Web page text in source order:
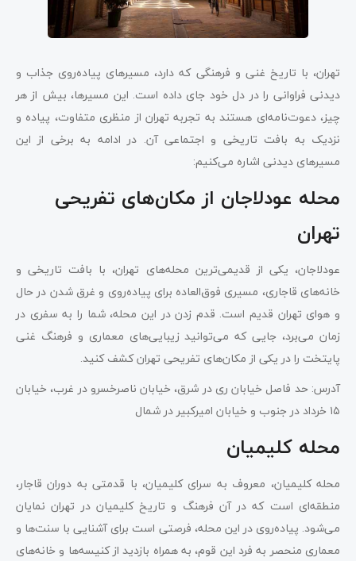
تهران، با تاریخ غنی و فرهنگی که دارد، مسیرهای پیاده‌روی جذاب و
دیدنی فراوانی را در دل خود جای داده است. این مسیرها، بیش از هر
چیز، دعوت‌نامه‌ای هستند به تجربه تهران از منظری متفاوت، پیاده و
نزدیک به بافت تاریخی و اجتماعی آن. در ادامه به برخی از این
مسیرهای دیدنی اشاره می‌کنیم:
محله عودلاجان از مکان‌های تفریحی
تهران
عودلاجان، یکی از قدیمی‌ترین محله‌های تهران، با بافت تاریخی و
خانه‌های قاجاری، مسیری فوق‌العاده برای پیاده‌روی و غرق شدن در حال
و هوای تهران قدیم است. قدم زدن در این محله، شما را به سفری در
زمان می‌برد، جایی که می‌توانید زیبایی‌های معماری و فرهنگ غنی
پایتخت را در یکی از مکان‌های تفریحی تهران کشف کنید.
آدرس: حد فاصل خیابان ری در شرق، خیابان ناصرخسرو در غرب، خیابان
۱۵ خرداد در جنوب و خیابان امیرکبیر در شمال
محله کلیمیان
محله کلیمیان، معروف به سرای کلیمیان، با قدمتی به دوران قاجار،
منطقه‌ای است که در آن فرهنگ و تاریخ کلیمیان در تهران نمایان
می‌شود. پیاده‌روی در این محله، فرصتی است برای آشنایی با سنت‌ها و
معماری منحصر به فرد این قوم، به همراه بازدید از کنیسه‌ها و خانه‌های